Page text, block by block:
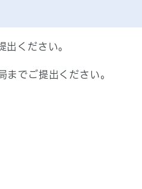
出ください。
までご提出ください。